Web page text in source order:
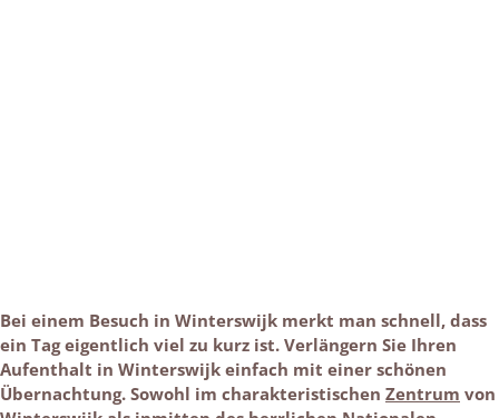
Bei einem Besuch in Winterswijk merkt man schnell, dass
ein Tag eigentlich viel zu kurz ist. Verlängern Sie Ihren
Aufenthalt in Winterswijk einfach mit einer schönen
Übernachtung. Sowohl im charakteristischen Zentrum von